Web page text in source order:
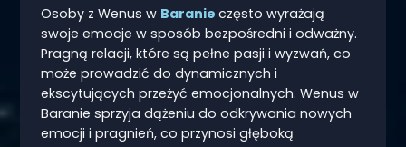
Osoby z Wenus w Baranie często wyrażają
swoje emocje w sposób bezpośredni i odważny.
Pragną relacji, które są pełne pasji i wyzwań, co
może prowadzić do dynamicznych i
ekscytujących przeżyć emocjonalnych. Wenus w
Baranie sprzyja dążeniu do odkrywania nowych
emocji i pragnień, co przynosi głęboką